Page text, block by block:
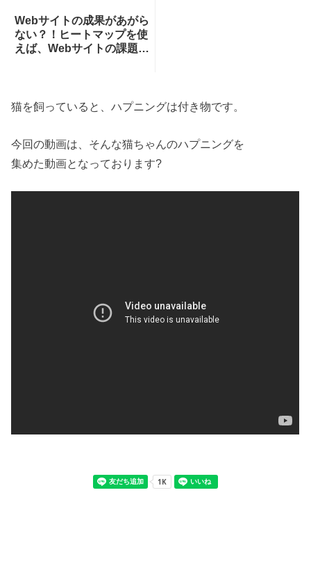
Webサイトの成果があがら
ない？！ヒートマップを使
えば、Webサイトの課題が
猫を飼っていると、ハプニングは付き物です。
今回の動画は、そんな猫ちゃんのハプニングを
集めた動画となっております?